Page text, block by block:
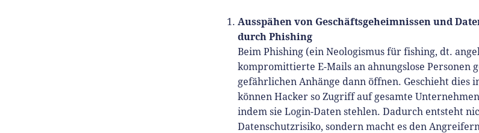
Medien und verfasst Fachbeiträge
zu Gründungsthemen.
Ausspähen von Geschäftsgeheimnissen und
durch Phishing
Beim Phishing (ein Neologismus fürfishing, dt.
kompromittierte E-Mails an ahnungslose Personen
gefährlichen Anhänge dann öffnen. Geschieht dies
können Hacker so Zugriff auf gesamte
indem sie Login-Daten stehlen. Dadurch entsteht
Datenschutzrisiko, sondern macht es den